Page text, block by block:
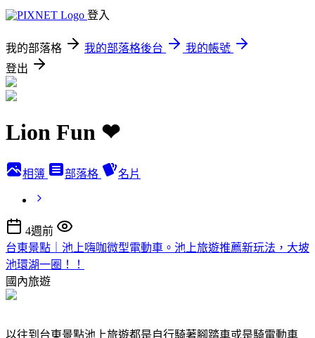
登入
我的部落格 我的部落格後台
我的帳號
登出
Lion Fun ❤
相簿 部落格 名片
4週前
台東景點｜池上嗨咖微型電動車。池上旅遊推薦新玩法，大坡
池環湖一圈！！
國內旅遊
以往到台東景點池上旅遊都是自行騎著腳踏車或是騎電動車